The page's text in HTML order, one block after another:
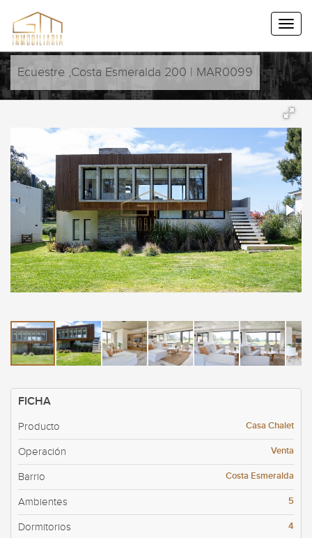
Ecuestre ,Costa Esmeralda 200 | MAR0099
FICHA
Producto Casa Chalet
Operación Venta
Barrio Costa Esmeralda
Ambientes 5
Dormitorios 4